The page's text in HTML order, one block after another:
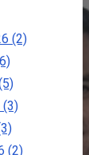
(2)
(3)
(2)